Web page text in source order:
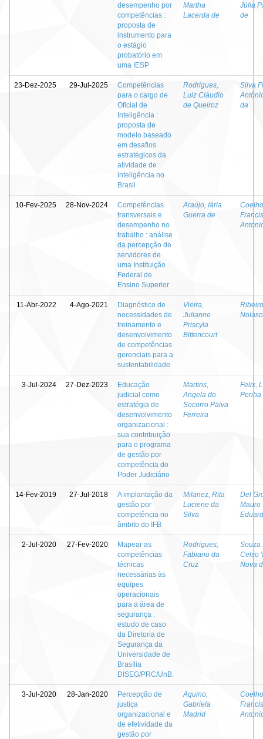
desempenho por
competências :
proposta de
instrumento para
o estágio
probatório em
uma IESP
Martha
Lacerda de
Júlia
de
23-Dez-2025 29-Jul-2025
Competências
para o cargo de
Oficial de
Inteligência :
proposta de
modelo baseado
em desafios
estratégicos da
atividade de
inteligência no
Brasil
Rodrigues,
Luiz Cláudio
de Queiroz
Silva
da
10-Fev-2025 28-Nov-2024
Competências
transversais e
desempenho no
trabalho : análise
da percepção de
servidores de
uma Instituição
Federal de
Ensino Superior
Araújo, Iária
Guerra de
11-Abr-2022 4-Ago-2021
Diagnóstico de
necessidades de
treinamento e
desenvolvimento
de competências
gerenciais para a
sustentabilidade
Vieira,
Julianne
Priscyla
Bittencourt
3-Jul-2024 27-Dez-2023
Educação
judicial como
estratégia de
desenvolvimento
organizacional :
sua contribuição
para o programa
de gestão por
competência do
Poder Judiciário
Martins,
Angela do
Socorro Paiva
Ferreira
Felix,
Penha
14-Fev-2019 27-Jul-2018
A implantação da
gestão por
competência no
âmbito do IFB
Milanez, Rita
Luciene da
Silva
Del
Mauro
2-Jul-2020 27-Fev-2020
Mapear as
competências
técnicas
necessárias às
equipes
operacionais
para a área de
segurança :
estudo de caso
da Diretoria de
Segurança da
Universidade de
Brasília
DISEG/PRC/UnB.
Rodrigues,
Fabiano da
Cruz
Souza
Celso
Nova
3-Jul-2020 28-Jan-2020
Percepção de
justiça
organizacional e
de efetividade da
gestão por
Aquino,
Gabriela
Madrid